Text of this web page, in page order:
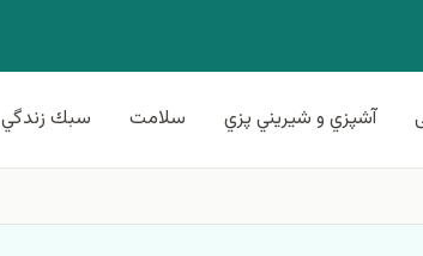
آشپزي و شيريني پزي سلامت سبك زندگي